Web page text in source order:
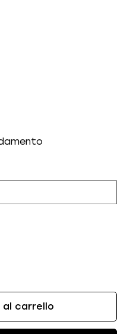
al carrello